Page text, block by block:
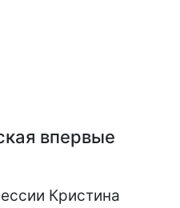
впервые
Кристина